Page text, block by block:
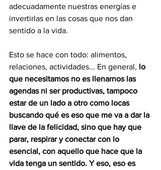
adecuadamente nuestras energías e
invertirlas en las cosas que nos dan
sentido a la vida.
Esto se hace con todo: alimentos,
relaciones, actividades... En general, lo
que necesitamos no es llenarnos las
agendas ni ser productivas, tampoco
estar de un lado a otro como locas
buscando qué es eso que me va a dar la
llave de la felicidad, sino que hay que
parar, respirar y conectar con lo
esencial, con aquello que hace que la
vida tenga un sentido. Y eso, eso es